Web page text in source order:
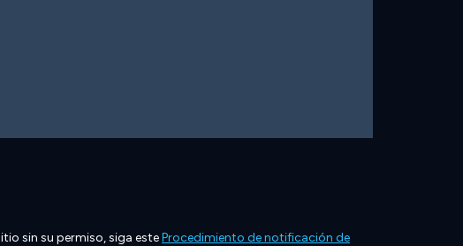
sin su permiso, siga esteProcedimiento de notificación de